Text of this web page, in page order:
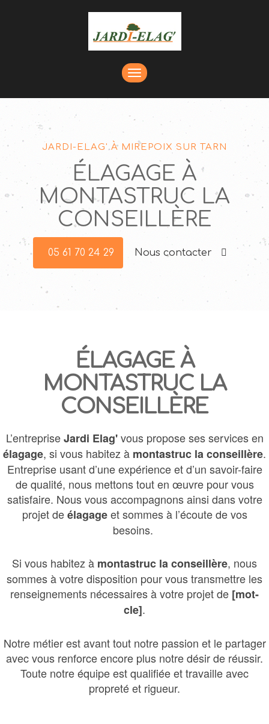
TOGGLE
NAVIGATION
JARDI-ELAG' À MIREPOIX SUR TARN
ÉLAGAGE À
MONTASTRUC LA
CONSEILLÈRE
05 61 70 24 29 Nous contacter
ÉLAGAGE À
MONTASTRUC LA
CONSEILLÈRE
L’entrepriseJardi Elag'vous propose ses services en
élagage, si vous habitez à montastruc la conseillère.
Entreprise usant d’une expérience et d’un savoir-faire
de qualité, nous mettons tout en œuvre pour vous
satisfaire. Nous vous accompagnons ainsi dans votre
projet deélagageet sommes à l’écoute de vos
besoins.
Si vous habitez à montastruc la conseillère, nous
sommes à votre disposition pour vous transmettre les
renseignements nécessaires à votre projet de [mot-
cle].
Notre métier est avant tout notre passion et le partager
avec vous renforce encore plus notre désir de réussir.
Toute notre équipe est qualifiée et travaille avec
propreté et rigueur.